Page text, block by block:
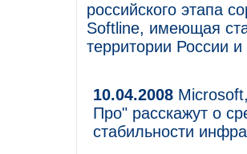
российского этапа
Softline, имеющая
территории России
10.04.2008
Про" расскажут о
стабильности